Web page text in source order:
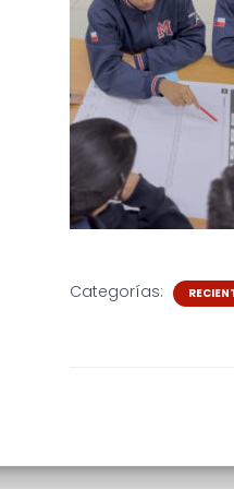
Categorías: